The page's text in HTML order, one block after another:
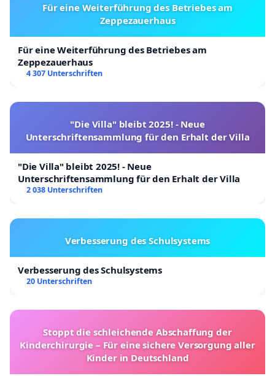
Für eine Weiterführung des Betriebes am
Zeppezauerhaus
Für eine Weiterführung des Betriebes am
Zeppezauerhaus
4 307 Unterschriften
"Die Villa" bleibt 2025! - Neue
Unterschriftensammlung für den Erhalt der Villa
"Die Villa" bleibt 2025! - Neue
Unterschriftensammlung für den Erhalt der Villa
2 038 Unterschriften
Verbesserung des Schulsystems
Verbesserung des Schulsystems
20 Unterschriften
Stoppt die schleichende Abschaffung der
Kinderchirurgie – Für eine sichere Versorgung aller
Kinder in Deutschland